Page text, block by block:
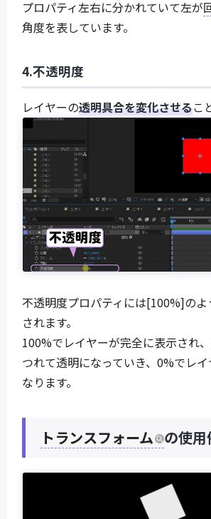
プロパティ左右に分かれていて左が
角度を表しています。
4.不透明度
レイヤーの透明具合を変化させるこ
不透明度プロパティには[100%]の
されます。
100%でレイヤーが完全に表示され
つれて透明になっていき、0%でレ
なります。
トランスフォーム の使用